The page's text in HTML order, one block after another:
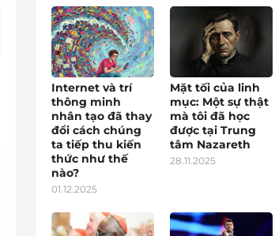
Internet và trí
thông minh
nhân tạo đã thay
đổi cách chúng
ta tiếp thu kiến
thức như thế
nào?
01.12.2025
Mặt tối của linh
mục: Một sự thật
mà tôi đã học
được tại Trung
tâm Nazareth
28.11.2025